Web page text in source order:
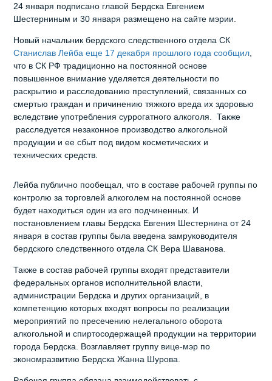
24 января подписано главой Бердска Евгением
Шестерниным и 30 января размещено на сайте мэрии.
Новый начальник бердского следственного отдела СК
Станислав Лейба еще 17 декабря прошлого года сообщил
что в СК РФ традиционно на постоянной основе
повышенное внимание уделяется деятельности по
раскрытию и расследованию преступлений, связанных со
смертью граждан и причинению тяжкого вреда их здоровью
вследствие употребления суррогатного алкоголя. Также
расследуется незаконное производство алкогольной
продукции и ее сбыт под видом косметических и
технических средств.
Лейба публично пообещал, что в составе рабочей группы по
контролю за торговлей алкоголем на постоянной основе
будет находиться один из его подчиненных. И
постановлением главы Бердска Евгения Шестернина от 24
января в состав группы была введена замруководителя
бердского следственного отдела СК Вера Шаванова.
Также в состав рабочей группы входят представители
федеральных органов исполнительной власти,
администрации Бердска и других организаций, в
компетенцию которых входят вопросы по реализации
мероприятий по пресечению нелегального оборота
алкогольной и спиртосодержащей продукции на территории
города Бердска. Возглавляет группу вице-мэр по
экономразвитию Бердска Жанна Шурова.